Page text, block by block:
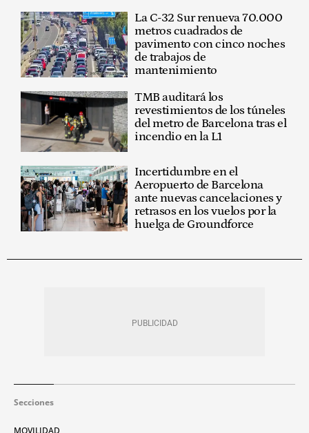
La C-32 Sur renueva 70.000
metros cuadrados de
pavimento con cinco noches
de trabajos de
mantenimiento
TMB auditará los
revestimientos de los túneles
del metro de Barcelona tras el
incendio en la L1
Incertidumbre en el
Aeropuerto de Barcelona
ante nuevas cancelaciones y
retrasos en los vuelos por la
huelga de Groundforce
Secciones
MOVILIDAD